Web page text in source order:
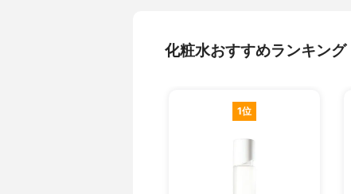
化粧水おすすめランキング
1位